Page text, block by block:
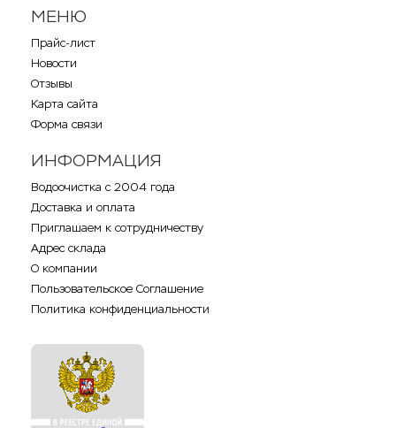
МЕНЮ
Прайс-лист
Новости
Отзывы
Карта сайта
Форма связи
ИНФОРМАЦИЯ
Водоочистка с 2004 года
Доставка и оплата
Приглашаем к сотрудничеству
Адрес склада
О компании
Пользовательское Соглашение
Политика конфиденциальности